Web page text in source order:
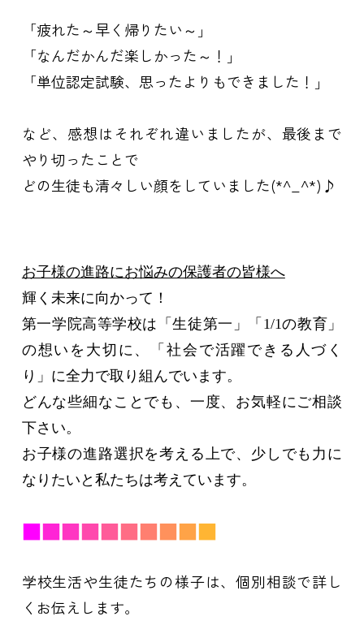
「疲れた～早く帰りたい～」
「なんだかんだ楽しかった～！」
「単位認定試験、思ったよりもできました！」
など、感想はそれぞれ違いましたが、 最後まで
やり切ったことで
どの生徒も清々しい顔をしていました(*^_^*)♪
お子様の進路にお悩みの保護者の皆様へ
輝く未来に向かって！
第一学院高等学校は「生徒第一」「 1/1の教育」
の想いを大切に、
「社会で活躍できる人づく
り」に全力で取り組んでいます。
どんな些細なことでも、一度、お気軽にご相談
下さい。
お子様の進路選択を考える上で、 少しでも力に
なりたいと私たちは考えています。
■■■■■■■■■■
学校生活や生徒たちの様子は、個別相談で詳し
くお伝えします。